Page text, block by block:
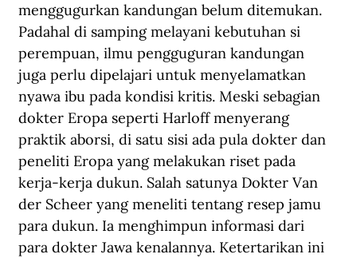
menggugurkan kandungan belum ditemukan.
Padahal di samping melayani kebutuhan si
perempuan, ilmu pengguguran kandungan
juga perlu dipelajari untuk menyelamatkan
nyawa ibu pada kondisi kritis. Meski sebagian
dokter Eropa seperti Harloff menyerang
praktik aborsi, di satu sisi ada pula dokter dan
peneliti Eropa yang melakukan riset pada
kerja-kerja dukun. Salah satunya Dokter Van
der Scheer yang meneliti tentang resep jamu
para dukun. Ia menghimpun informasi dari
para dokter Jawa kenalannya. Ketertarikan ini